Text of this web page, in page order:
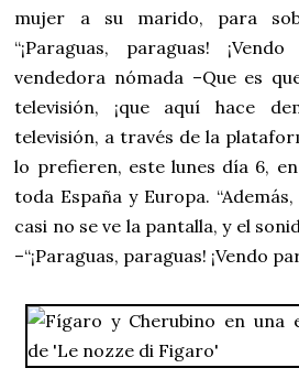
mujer a su marido, para
“¡Paraguas, paraguas!
vendedora nómada –Que es
televisión, ¡que aquí hace
televisión, a través de la
lo prefieren, este lunes día 6,
toda España y Europa.
casi no se ve la pantalla, y el
–“¡Paraguas, paraguas! ¡Vendo